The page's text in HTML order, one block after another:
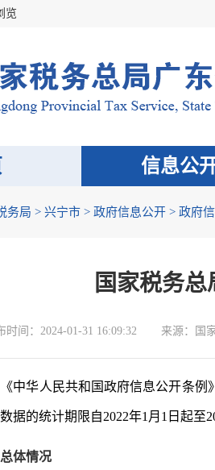
览
信息公
务局 > 兴宁市 > 政府信息公开 > 政府
国家税务
时间： 2024-01-31 16:09:32 来源： 国
《中华人民共和国政府信息公开条
据的统计期限自2022年1月1日起至
体情况